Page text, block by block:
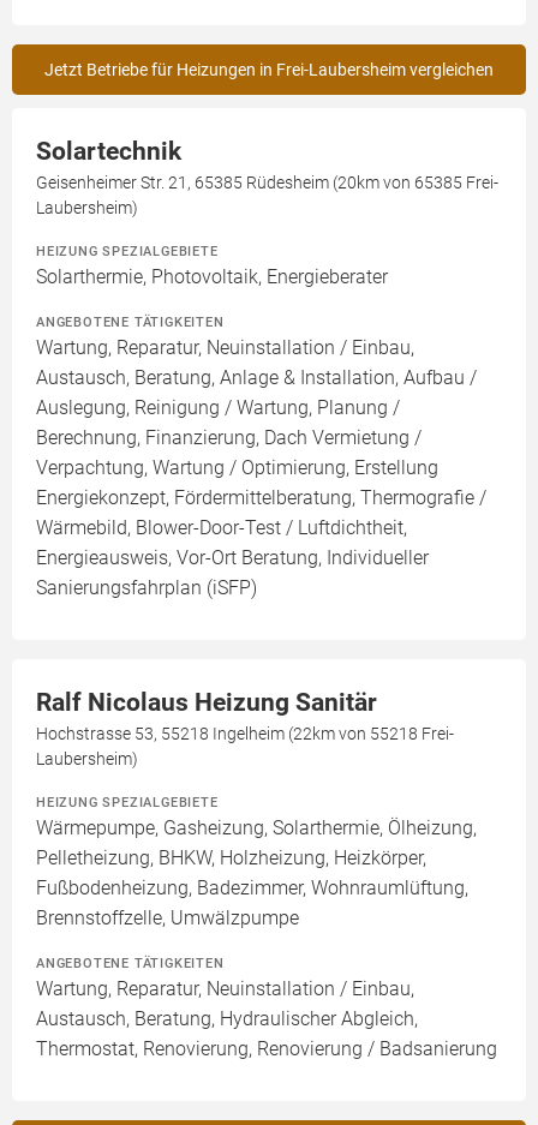
Jetzt Betriebe für Heizungen in Frei-Laubersheim vergleichen
Solartechnik
Geisenheimer Str. 21, 65385 Rüdesheim (20km von 65385 Frei-
Laubersheim)
HEIZUNG SPEZIALGEBIETE
Solarthermie, Photovoltaik, Energieberater
ANGEBOTENE TÄTIGKEITEN
Wartung, Reparatur, Neuinstallation / Einbau,
Austausch, Beratung, Anlage & Installation, Aufbau /
Auslegung, Reinigung / Wartung, Planung /
Berechnung, Finanzierung, Dach Vermietung /
Verpachtung, Wartung / Optimierung, Erstellung
Energiekonzept, Fördermittelberatung, Thermografie /
Wärmebild, Blower-Door-Test / Luftdichtheit,
Energieausweis, Vor-Ort Beratung, Individueller
Sanierungsfahrplan (iSFP)
Ralf Nicolaus Heizung Sanitär
Hochstrasse 53, 55218 Ingelheim (22km von 55218 Frei-
Laubersheim)
HEIZUNG SPEZIALGEBIETE
Wärmepumpe, Gasheizung, Solarthermie, Ölheizung,
Pelletheizung, BHKW, Holzheizung, Heizkörper,
Fußbodenheizung, Badezimmer, Wohnraumlüftung,
Brennstoffzelle, Umwälzpumpe
ANGEBOTENE TÄTIGKEITEN
Wartung, Reparatur, Neuinstallation / Einbau,
Austausch, Beratung, Hydraulischer Abgleich,
Thermostat, Renovierung, Renovierung / Badsanierung